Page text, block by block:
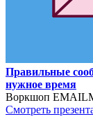
Правильные
нужное время
Воркшоп
Смотреть